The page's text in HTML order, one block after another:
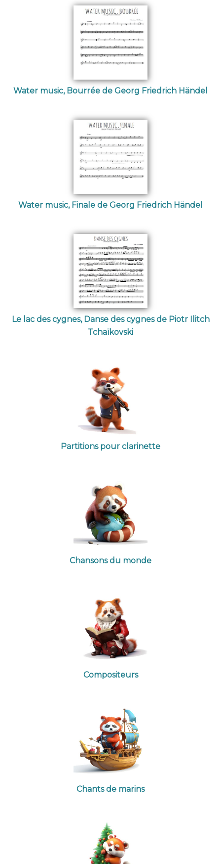
Water music, Bourrée de Georg Friedrich Händel
Water music, Finale de Georg Friedrich Händel
Le lac des cygnes, Danse des cygnes de Piotr Ilitch
Tchaïkovski
Partitions pour clarinette
Chansons du monde
Compositeurs
Chants de marins